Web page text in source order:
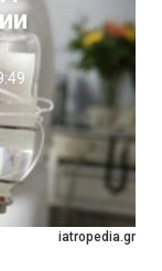
iatropedia.gr